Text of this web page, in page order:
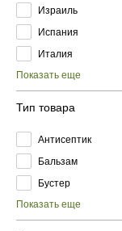
Израиль
Испания
Италия
Показать еще
Тип товара
Антисептик
Бальзам
Бустер
Показать еще